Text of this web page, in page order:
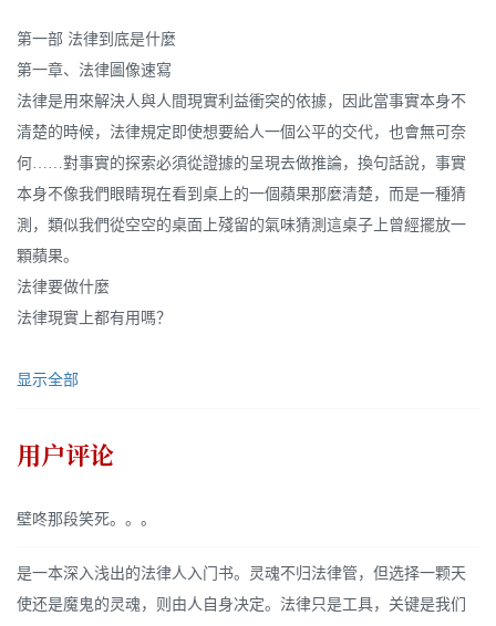
第一部 法律到底是什麼
第一章、法律圖像速寫
法律是用來解決人與人間現實利益衝突的依據，因此當事實本身不
清楚的時候，法律規定即使想要給人一個公平的交代，也會無可奈
何……對事實的探索必須從證據的呈現去做推論，換句話說，事實
本身不像我們眼睛現在看到桌上的一個蘋果那麼清楚，而是一種猜
測，類似我們從空空的桌面上殘留的氣味猜測這桌子上曾經擺放一
顆蘋果。
法律要做什麼
法律現實上都有用嗎？
显示全部
用户评论
壁咚那段笑死。。。
是一本深入浅出的法律人入门书。灵魂不归法律管，但选择一颗天
使还是魔鬼的灵魂，则由人自身决定。法律只是工具，关键是我们